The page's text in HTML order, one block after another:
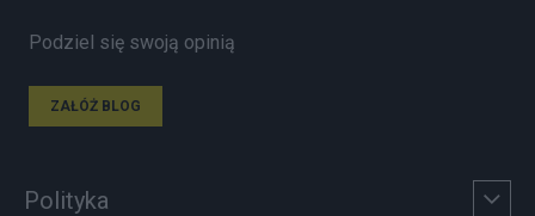
Podziel się swoją opinią
ZAŁÓŻ BLOG
Polityka